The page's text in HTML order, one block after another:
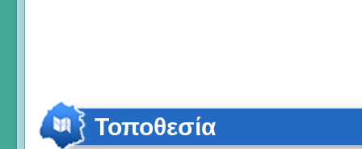
Τοποθεσία